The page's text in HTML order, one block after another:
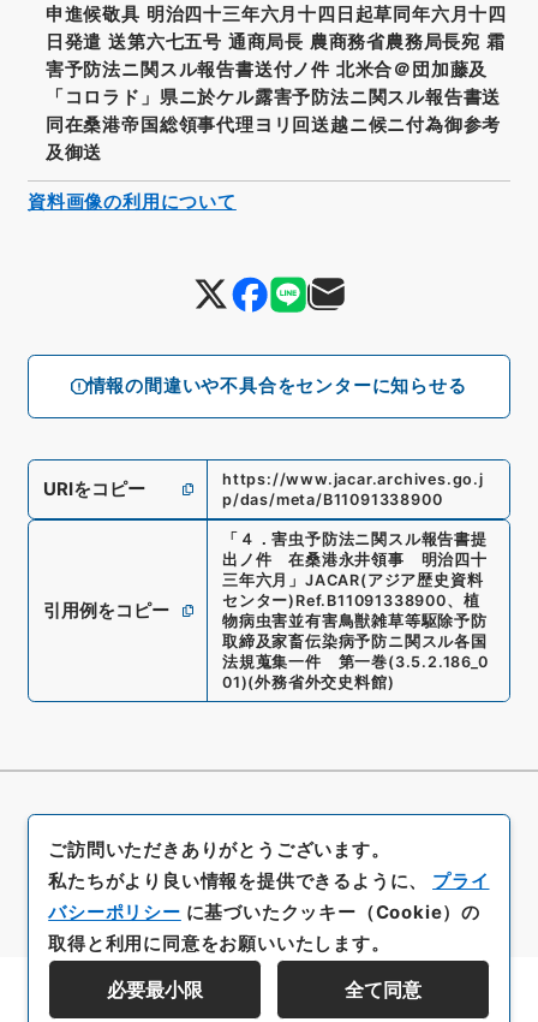
情報の間違いや不具合をセンターに知らせる
申進候敬具 明治四十三年六月十四日起草同年六月十四
日発遣 送第六七五号 通商局長 農商務省農務局長宛 霜
害予防法ニ関スル報告書送付ノ件 北米合＠団加藤及
「コロラド」県ニ於ケル露害予防法ニ関スル報告書送
同在桑港帝国総領事代理ヨリ回送越ニ候ニ付為御参考
及御送
URIをコピー
https://www.jacar.archives.go.j
p/das/meta/B11091338900
引用例をコピー
「 ４．害虫予防法ニ関スル報告書提
出ノ件 在桑港永井領事 明治四十
三年六月 」 JACAR(アジア歴史資料
センター) Ref. B11091338900、 植
物病虫害並有害鳥獣雑草等駆除予防
取締及家畜伝染病予防ニ関スル各国
法規蒐集一件 第一巻(3.5.2.186_0
01)(外務省外交史料館)
資料画像の利用について
資料群階層を表示する
ご訪問いただきありがとうございます。
私たちがより良い情報を提供できるように、 プライ
バシーポリシー に基づいたクッキー（Cookie）の
取得と利用に同意をお願いいたします。
必要最小限 全て同意